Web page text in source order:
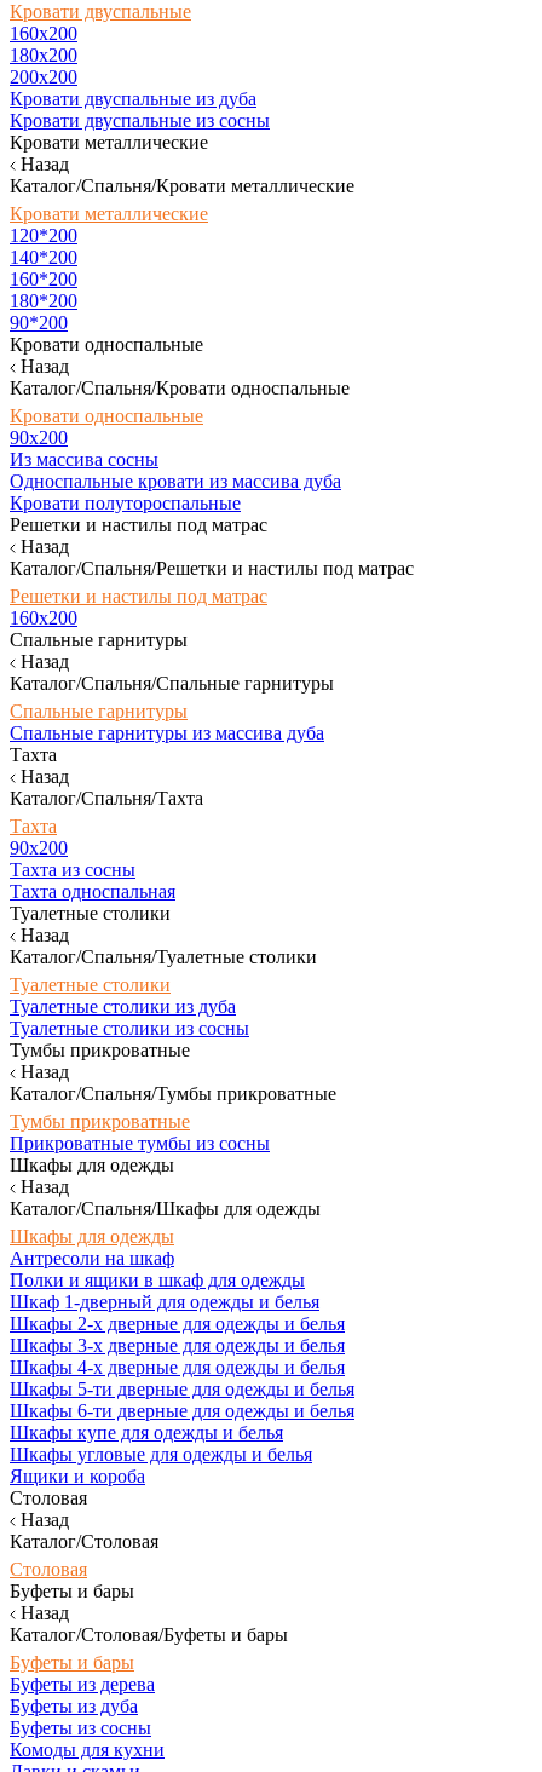
Кровати двуспальные
160х200
180x200
200x200
Кровати двуспальные из дуба
Кровати двуспальные из сосны
Кровати металлические
Назад
Каталог/Спальня/Кровати металлические
Кровати металлические
120*200
140*200
160*200
180*200
90*200
Кровати односпальные
Назад
Каталог/Спальня/Кровати односпальные
Кровати односпальные
90х200
Из массива сосны
Односпальные кровати из массива дуба
Кровати полутороспальные
Решетки и настилы под матрас
Назад
Каталог/Спальня/Решетки и настилы под матрас
Решетки и настилы под матрас
160х200
Спальные гарнитуры
Назад
Каталог/Спальня/Спальные гарнитуры
Спальные гарнитуры
Спальные гарнитуры из массива дуба
Тахта
Назад
Каталог/Спальня/Тахта
Тахта
90х200
Тахта из сосны
Тахта односпальная
Туалетные столики
Назад
Каталог/Спальня/Туалетные столики
Туалетные столики
Туалетные столики из дуба
Туалетные столики из сосны
Тумбы прикроватные
Назад
Каталог/Спальня/Тумбы прикроватные
Тумбы прикроватные
Прикроватные тумбы из сосны
Шкафы для одежды
Назад
Каталог/Спальня/Шкафы для одежды
Шкафы для одежды
Антресоли на шкаф
Полки и ящики в шкаф для одежды
Шкаф 1-дверный для одежды и белья
Шкафы 2-х дверные для одежды и белья
Шкафы 3-х дверные для одежды и белья
Шкафы 4-х дверные для одежды и белья
Шкафы 5-ти дверные для одежды и белья
Шкафы 6-ти дверные для одежды и белья
Шкафы купе для одежды и белья
Шкафы угловые для одежды и белья
Ящики и короба
Столовая
Назад
Каталог/Столовая
Столовая
Буфеты и бары
Назад
Каталог/Столовая/Буфеты и бары
Буфеты и бары
Буфеты из дерева
Буфеты из дуба
Буфеты из сосны
Комоды для кухни